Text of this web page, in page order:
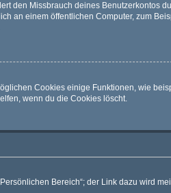
den Missbrauch deines Benutzerkontos
an einem öffentlichen Computer, zum
Cookies einige Funktionen, wie
wenn du die Cookies löscht.
Bereich“; der Link dazu wird